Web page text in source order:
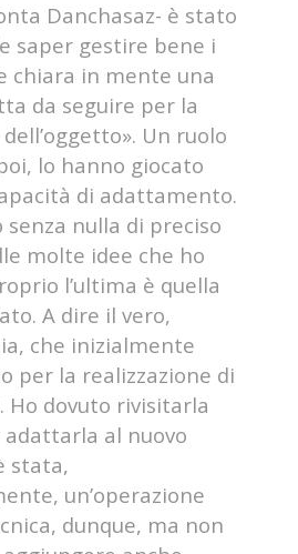
Danchasaz- è stato
saper gestire bene i
chiara in mente una
da seguire per la
». Un ruolo
lo hanno giocato
di adattamento.
nulla di preciso
molte idee che ho
l’ultima è quella
A dire il vero,
che inizialmente
per la realizzazione di
Ho dovuto rivisitarla
adattarla al nuovo
stata,
un’operazione
dunque, ma non